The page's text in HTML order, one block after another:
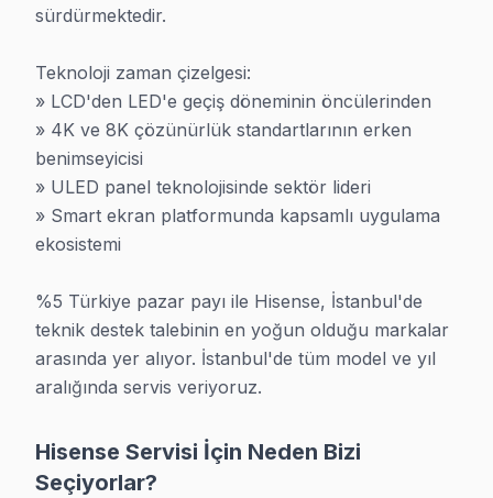
» 4K ve 8K çözünürlük standartlarının erken
» Smart ekran platformunda kapsamlı uygulama
%5 Türkiye pazar payı ile Hisense, İstanbul'de
Hisense Servisi İçin Neden Bizi Seçiyorlar?
Hisense TV Tamiri İçin Sertifikalı Uzman Teknisyen - Anakart
Hisense televizyonunu tamire götüreceğinizde en
• Arıza tespiti tamamen ücretsiz. Neyin bozuk
• 25+ sertifikalı teknisyen Hisense televizyonlarda,
• Sadece orijinal ve OEM eşdeğeri parça
• Her işe 6 ay işçilik garantisi ve 1-2 yıl parça garantisi
Hisense TV Onarım Yetkinlik Haritamız —
sürdürmektedir.
Teknoloji zaman çizelgesi:
» LCD'den LED'e geçiş döneminin öncülerinden
» 4K ve 8K çözünürlük standartlarının erken
benimseyicisi
» ULED panel teknolojisinde sektör lideri
» Smart ekran platformunda kapsamlı uygulama
ekosistemi
%5 Türkiye pazar payı ile Hisense, İstanbul'de
teknik destek talebinin en yoğun olduğu markalar
arasında yer alıyor. İstanbul'de tüm model ve yıl
aralığında servis veriyoruz.
Hisense Servisi İçin Neden Bizi
Seçiyorlar?